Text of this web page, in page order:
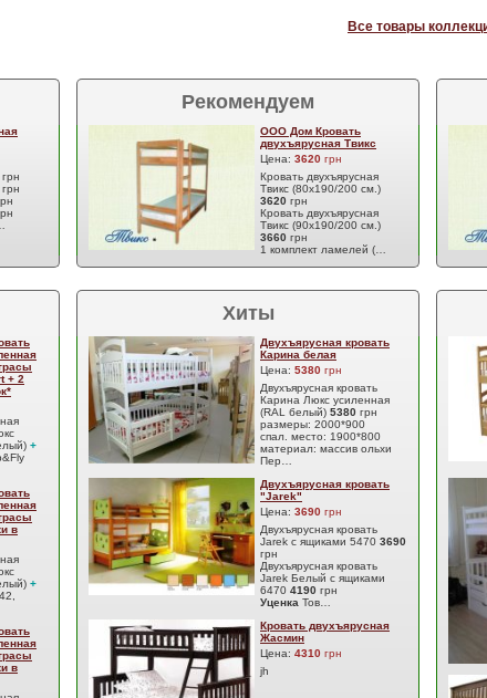
Все товары
Рекомендуем
грн
грн
ООО Дом Кровать
двухъярусная Твикс
Цена: 3620 грн
Кровать двухъярусная
Твикс (80х190/200 см.)
3620 грн
Кровать двухъярусная
Твикс (90х190/200 см.)
3660 грн
1 комплект ламелей (…
Хиты
+ 2
+
в
+
в
Двухъярусная кровать
Карина белая
Цена: 5380 грн
Двухъярусная кровать
Карина Люкс усиленная
(RAL белый) 5380 грн
размеры: 2000*900
спал. место: 1900*800
материал: массив ольхи
Пер…
Двухъярусная кровать
"Jarek"
Цена: 3690 грн
Двухъярусная кровать
Jarek с ящиками 5470 3690
грн
Двухъярусная кровать
Jarek Белый с ящиками
6470 4190 грн
Уценка Тов…
Кровать двухъярусная
Жасмин
Цена: 4310 грн
jh